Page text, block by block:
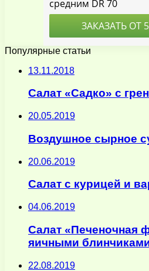
Популярные статьи
13.11.2018
Салат «Садко» с
20.05.2019
Воздушное сырное
20.06.2019
Салат с курицей и
04.06.2019
Салат «Печеночная
яичными
22.08.2019